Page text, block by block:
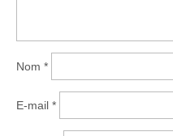
Nom *
E-mail *